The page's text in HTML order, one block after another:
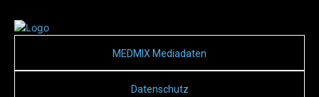
MEDMIX Mediadaten
Datenschutz